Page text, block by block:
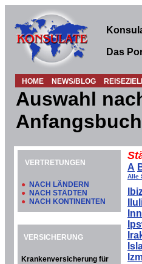
Das
HOME NEWS/BLOG
Auswahl
VERTRETUNGEN
● NACH LÄNDERN
● NACH STÄDTEN
● NACH KONTINENTEN
VERSICHERUNG
Krankenversicherung für
A
Alle